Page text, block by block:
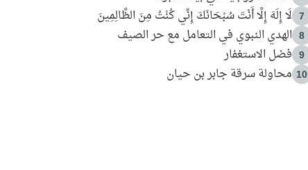
7 لَا إِلَهَ إِلَّا أَنْتَ سُبْحَانَكَ إِنِّي كُنْتُ مِنَ الظَّالِمِينَ
8 الهدي النبوي في التعامل مع حر الصيف
9 فضل الاستغفار
10 محاولة سرقة جابر بن حيان